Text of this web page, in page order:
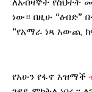
ለአብዛኞች የስህተት
ነው። በዚሁ “ዕብድ”
“የአማራ ነጻ አውጪ
የአሁን የፋኖ አዝማች